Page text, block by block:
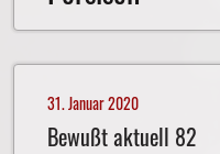
31. Januar 2020
Bewußt aktuell 82